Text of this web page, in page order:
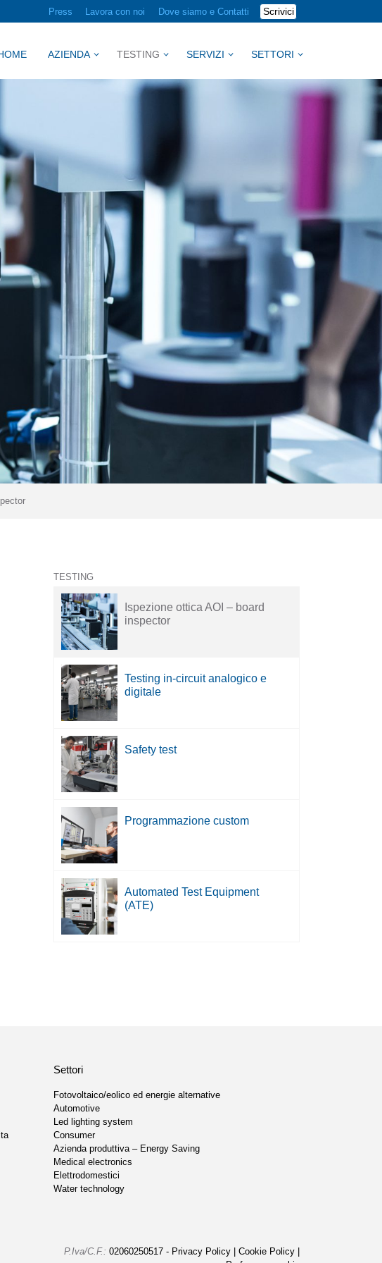
Press Lavora con noi Dove siamo e Contatti Scrivici
AZIENDA TESTING SERVIZI SETTORI
TESTING
Ispezione ottica AOI – board
inspector
Testing in-circuit analogico e
digitale
Safety test
Programmazione custom
Automated Test Equipment
(ATE)
Settori
Fotovoltaico/eolico ed energie alternative
Automotive
Led lighting system
Consumer
Azienda produttiva – Energy Saving
Medical electronics
Elettrodomestici
Water technology
P.Iva/C.F.: 02060250517 - Privacy Policy | Cookie Policy |